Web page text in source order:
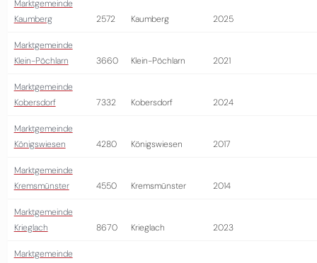
Marktgemeinde
Kaumberg
2572 Kaumberg 2025
Marktgemeinde
Klein-Pöchlarn
3660 Klein-Pöchlarn 2021
Marktgemeinde
Kobersdorf
7332 Kobersdorf 2024
Marktgemeinde
Königswiesen
4280 Königswiesen 2017
Marktgemeinde
Kremsmünster
4550 Kremsmünster 2014
Marktgemeinde
Krieglach
8670 Krieglach 2023
Marktgemeinde